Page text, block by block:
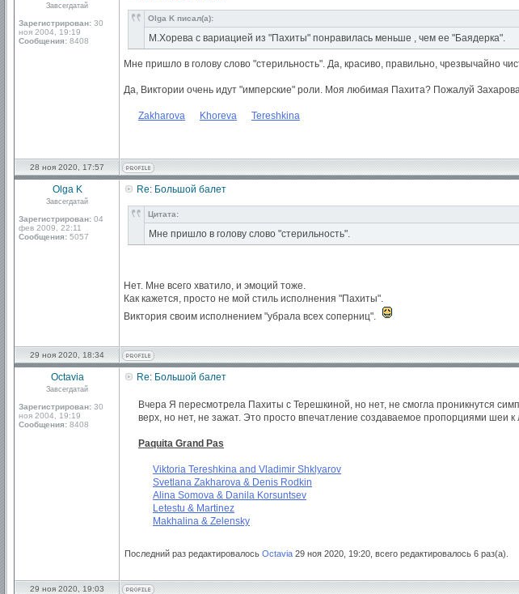
Завсегдатай
Зарегистрирован: 30
ноя 2004, 19:19
Сообщения: 8408
Olga K писал(а):
М.Хорева с вариацией из "Пахиты" понравилась меньше , чем ее "Баядерка".
Мне пришло в голову слово "стерильность". Да, красиво, правильно, чрезвычайно
Да, Виктории очень идут "имперские" роли. Моя любимая Пахита? Пожалуй
Zakharova Khoreva Tereshkina
28 ноя 2020, 17:57
Olga K
Завсегдатай
Зарегистрирован: 04
фев 2009, 22:11
Сообщения: 5057
Re: Большой балет
Цитата:
Мне пришло в голову слово "стерильность".
Нет. Мне всего хватило, и эмоций тоже.
Как кажется, просто не мой стиль исполнения "Пахиты".
Виктория своим исполнением "убрала всех соперниц".
29 ноя 2020, 18:34
Octavia
Завсегдатай
Зарегистрирован: 30
ноя 2004, 19:19
Сообщения: 8408
Re: Большой балет
Вчера Я пересмотрела Пахиты с Терешкиной, но нет, не смогла проникнутся
верх, но нет, не зажат. Это просто впечатление создаваемое пропорциями шеи
Paquita Grand Pas
Viktoria Tereshkina and Vladimir Shklyarov
Svetlana Zakharova & Denis Rodkin
Alina Somova & Danila Korsuntsev
Letestu & Martinez
Makhalina & Zelensky
Последний раз редактировалось Octavia 29 ноя 2020, 19:20, всего редактировалось 6 раз(а).
29 ноя 2020, 19:03